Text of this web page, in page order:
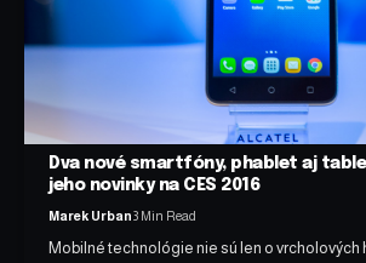
Dva nové smartfóny, phablet aj
jeho novinky na CES 2016
Marek Urban3 Min Read
Mobilné technológie nie sú len o vrcholových